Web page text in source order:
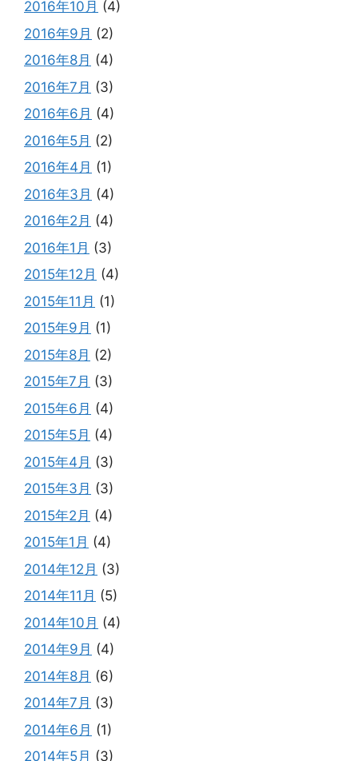
2016年10月 (4)
2016年9月 (2)
2016年8月 (4)
2016年7月 (3)
2016年6月 (4)
2016年5月 (2)
2016年4月 (1)
2016年3月 (4)
2016年2月 (4)
2016年1月 (3)
2015年12月 (4)
2015年11月 (1)
2015年9月 (1)
2015年8月 (2)
2015年7月 (3)
2015年6月 (4)
2015年5月 (4)
2015年4月 (3)
2015年3月 (3)
2015年2月 (4)
2015年1月 (4)
2014年12月 (3)
2014年11月 (5)
2014年10月 (4)
2014年9月 (4)
2014年8月 (6)
2014年7月 (3)
2014年6月 (1)
2014年5月 (3)